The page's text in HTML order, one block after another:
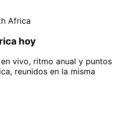
Africa
hoy
vivo, ritmo anual y puntos
reunidos en la misma